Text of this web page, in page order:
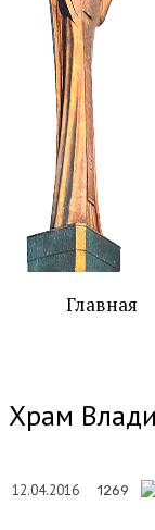
Главная
Храм
12.04.2016 1269